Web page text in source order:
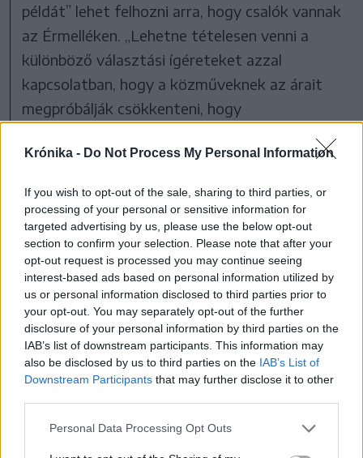
Krónika - Do Not Process My Personal Information
If you wish to opt-out of the sale, sharing to third parties, or
processing of your personal or sensitive information for
targeted advertising by us, please use the below opt-out
section to confirm your selection. Please note that after your
opt-out request is processed you may continue seeing
interest-based ads based on personal information utilized by
us or personal information disclosed to third parties prior to
your opt-out. You may separately opt-out of the further
disclosure of your personal information by third parties on the
IAB’s list of downstream participants. This information may
also be disclosed by us to third parties on the IAB’s List of
Downstream Participants that may further disclose it to other
Personal Data Processing Opt Outs
példát” lehet felhozni arra, hogy csalók vannak
az Érmelléken. „Lehetne tételesen venni a
különböző választási ígéreteket azzal
kapcsolatban, hogy a közműveknek az árait
megpróbálják csökkenteni, hogy
hogy lesz iható ivóvíz. És ott van a székelyhídi
most is, mert ott voltam, és tudom, hogy miről
beszélek: a székelyhídi választásoknak az
elcsalása. Úgyhogy lehet pereskedni, állunk
elébe” – nyilatkozta Csomortányi István.
A per részletei egyelőre nem nyilvánosak, így
nem ismert, hogy Szabó Ödön pontosan mely
kijelentéseket tekinti személyiségi jogot
Egy évek óta tartó politikai